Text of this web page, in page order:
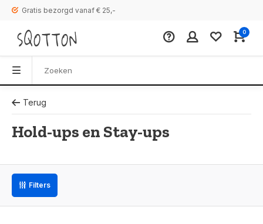
Gratis bezorgd vanaf € 25,-
0
Terug
Hold-ups en Stay-ups
Filters